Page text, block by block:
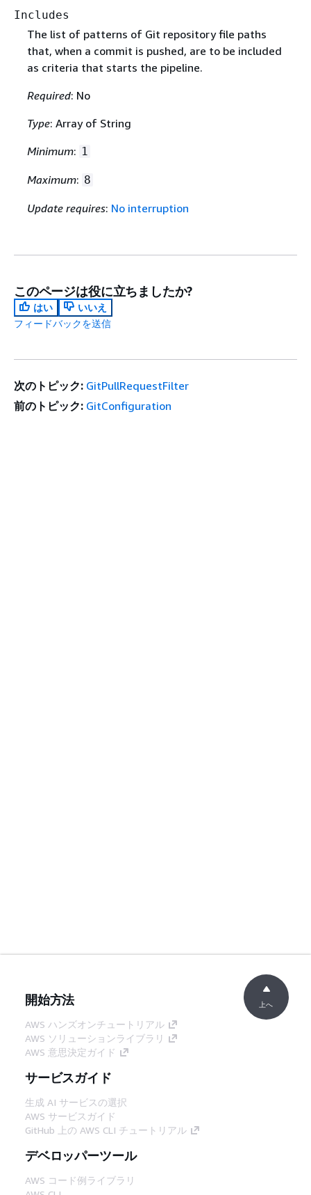
Includes
The list of patterns of Git repository file paths
that, when a commit is pushed, are to be included
as criteria that starts the pipeline.
Required: No
Type: Array of String
Minimum: 1
Maximum: 8
Update requires: No interruption
このページは役に立ちましたか?
はい
いいえ
フィードバックを送信
次のトピック: GitPullRequestFilter
前のトピック: GitConfiguration
開始方法
AWS ハンズオンチュートリアル
AWS ソリューションライブラリ
AWS 意思決定ガイド
サービスガイド
生成 AI サービスの選択
AWS サービスガイド
GitHub 上の AWS CLI チュートリアル
デベロッパーツール
AWS コード例ライブラリ
上へ